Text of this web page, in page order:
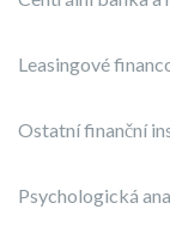
Leasingové
Ostatní finanční
Psychologická